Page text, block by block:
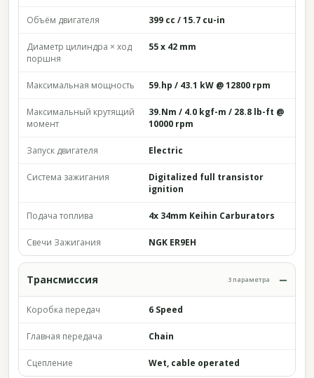
Объём двигателя 399 cc / 15.7 cu-in
Диаметр цилиндра × ход
поршня
55 x 42 mm
Максимальная мощность 59.hp / 43.1 kW @ 12800 rpm
Максимальный крутящий
момент
39.Nm / 4.0 kgf-m / 28.8 lb-ft @
10000 rpm
Запуск двигателя Electric
Система зажигания
Digitalized full transistor
ignition
Подача топлива 4x 34mm Keihin Carburators
Свечи Зажигания NGK ER9EH
Трансмиссия 3 параметра
Коробка передач 6 Speed
Главная передача Chain
Сцепление Wet, cable operated